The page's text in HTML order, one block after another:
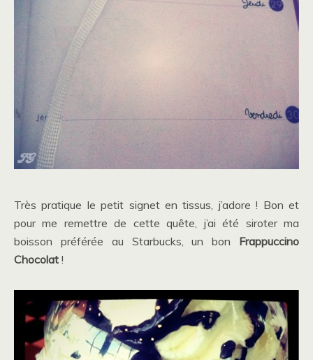
Très pratique le petit signet en tissus, j’adore ! Bon et
pour me remettre de cette quête, j’ai été siroter ma
boisson préférée au Starbucks, un bon Frappuccino
Chocolat !